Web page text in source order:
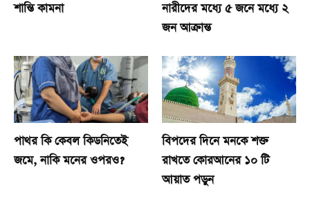
শান্তি কামনা
নারীদের মধ্যে ৫ জনে মধ্যে ২
জন আক্রান্ত
পাথর কি কেবল কিডনিতেই
জমে, নাকি মনের ওপরও?
বিপদের দিনে মনকে শক্ত
রাখতে কোরআনের ১০ টি
আয়াত পড়ুন